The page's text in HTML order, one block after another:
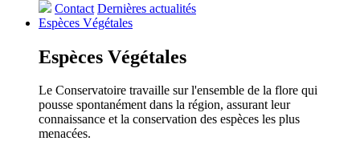
Contact Dernières actualités
Espèces Végétales
Espèces Végétales
Le Conservatoire travaille sur l'ensemble de la flore qui
pousse spontanément dans la région, assurant leur
connaissance et la conservation des espèces les plus
menacées.